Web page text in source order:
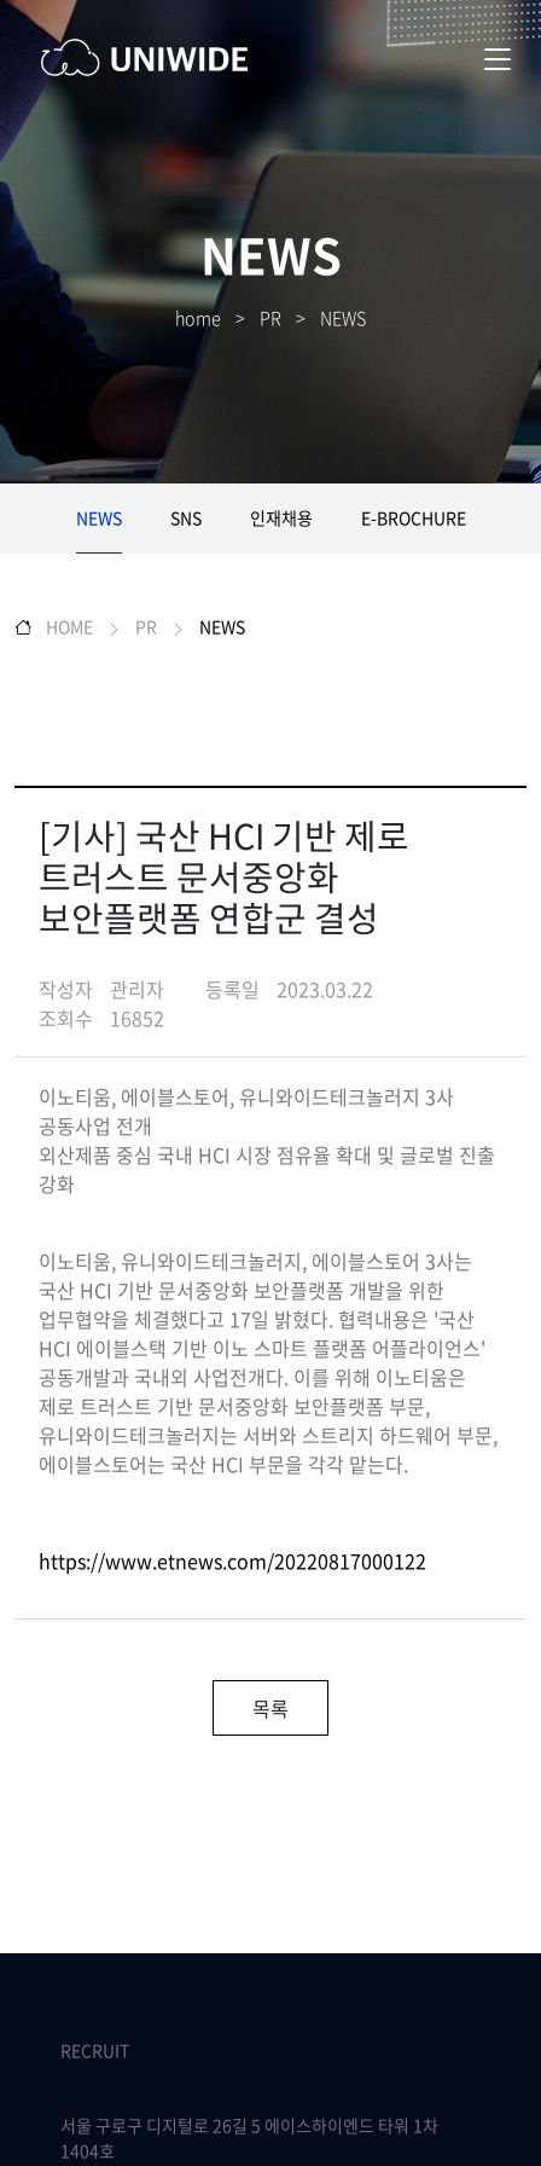
NEWS
home > PR > NEWS
NEWS SNS 인재채용 E-BROCHURE
HOME PR NEWS
[기사] 국산 HCI 기반 제로
트러스트 문서중앙화
보안플랫폼 연합군 결성
작성자 관리자 등록일
2023.03.22
조회수
16852
이노티움, 에이블스토어, 유니와이드테크놀러지 3사
공동사업 전개
외산제품 중심 국내 HCI 시장 점유율 확대 및 글로벌 진출
강화
이노티움, 유니와이드테크놀러지, 에이블스토어 3사는
국산 HCI 기반 문서중앙화 보안플랫폼 개발을 위한
업무협약을 체결했다고 17일 밝혔다. 협력내용은 '국산
HCI 에이블스택 기반 이노 스마트 플랫폼 어플라이언스'
공동개발과 국내외 사업전개다. 이를 위해 이노티움은
제로 트러스트 기반 문서중앙화 보안플랫폼 부문,
유니와이드테크놀러지는 서버와 스트리지 하드웨어 부문,
에이블스토어는 국산 HCI 부문을 각각 맡는다.
https://www.etnews.com/20220817000122
목록
RECRUIT
서울 구로구 디지털로 26길 5 에이스하이엔드 타워 1차
1404호